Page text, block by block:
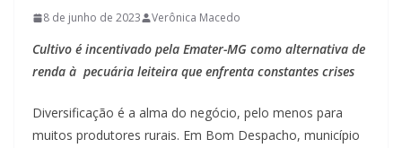
8 de junho de 2023 Verônica Macedo
Cultivo é incentivado pela Emater-MG como alternativa de
renda à pecuária leiteira que enfrenta constantes crises
Diversificação é a alma do negócio, pelo menos para
muitos produtores rurais. Em Bom Despacho, município